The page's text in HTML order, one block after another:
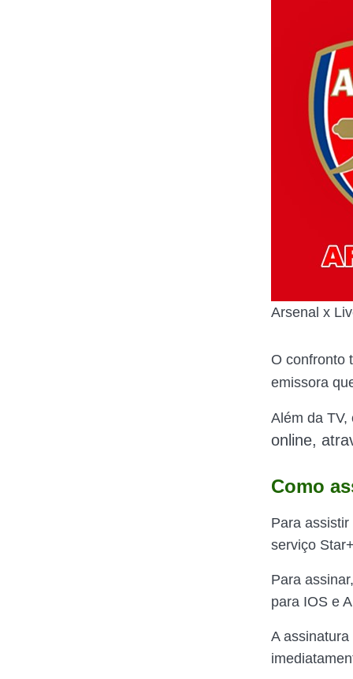
Arsenal x
O confronto
emissora
Além da TV,
online,
Como
Para
serviço
Para
para IOS e
A